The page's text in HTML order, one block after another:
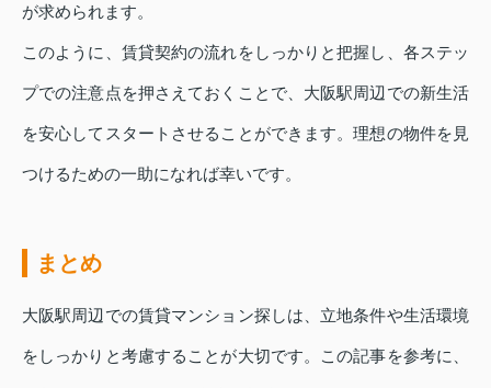
が求められます。
このように、賃貸契約の流れをしっかりと把握し、各ステッ
プでの注意点を押さえておくことで、大阪駅周辺での新生活
を安心してスタートさせることができます。理想の物件を見
つけるための一助になれば幸いです。
まとめ
大阪駅周辺での賃貸マンション探しは、立地条件や生活環境
をしっかりと考慮することが大切です。この記事を参考に、